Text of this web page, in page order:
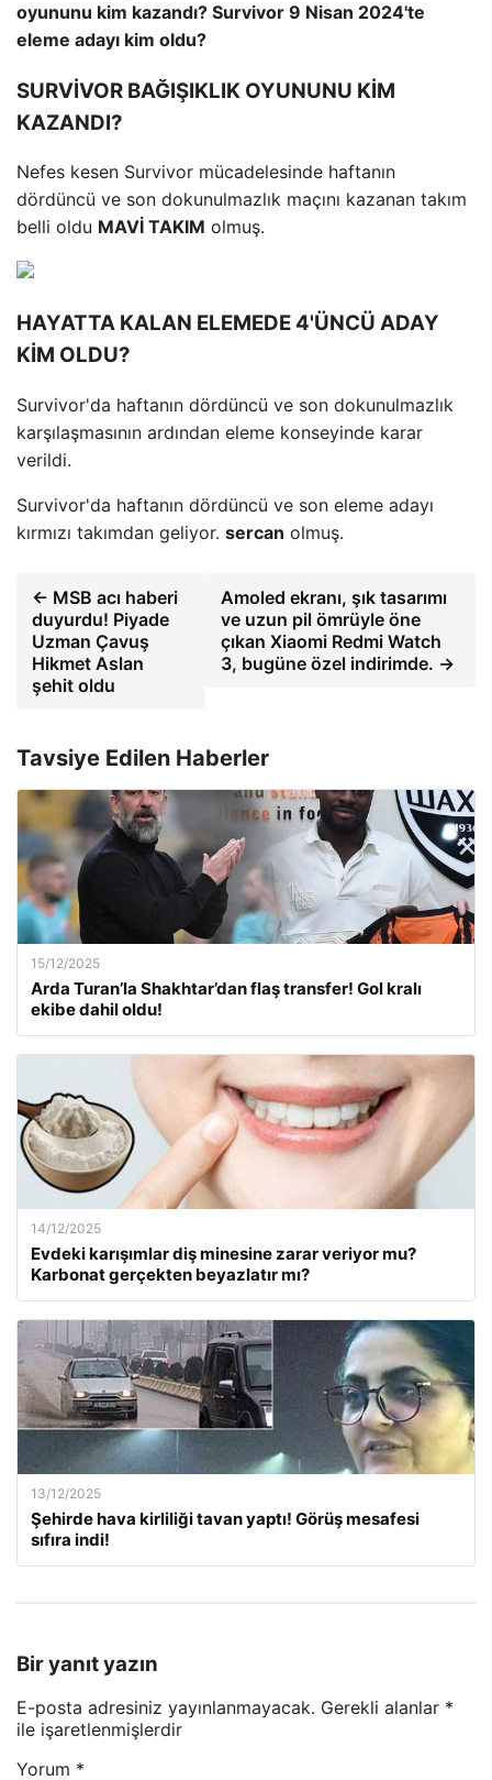
oyununu kim kazandı? Survivor 9 Nisan 2024'te
eleme adayı kim oldu?
SURVİVOR BAĞIŞIKLIK OYUNUNU KİM
KAZANDI?
Nefes kesen Survivor mücadelesinde haftanın
dördüncü ve son dokunulmazlık maçını kazanan takım
belli oldu MAVİ TAKIM olmuş.
HAYATTA KALAN ELEMEDE 4'ÜNCÜ ADAY
KİM OLDU?
Survivor'da haftanın dördüncü ve son dokunulmazlık
karşılaşmasının ardından eleme konseyinde karar
verildi.
Survivor'da haftanın dördüncü ve son eleme adayı
kırmızı takımdan geliyor. sercan olmuş.
← MSB acı haberi
duyurdu! Piyade
Uzman Çavuş
Hikmet Aslan
şehit oldu
Amoled ekranı, şık tasarımı
ve uzun pil ömrüyle öne
çıkan Xiaomi Redmi Watch
3, bugüne özel indirimde. →
Tavsiye Edilen Haberler
15/12/2025
Arda Turan’la Shakhtar’dan flaş transfer! Gol kralı
ekibe dahil oldu!
14/12/2025
Evdeki karışımlar diş minesine zarar veriyor mu?
Karbonat gerçekten beyazlatır mı?
13/12/2025
Şehirde hava kirliliği tavan yaptı! Görüş mesafesi
sıfıra indi!
Bir yanıt yazın
E-posta adresiniz yayınlanmayacak. Gerekli alanlar *
ile işaretlenmişlerdir
Yorum *